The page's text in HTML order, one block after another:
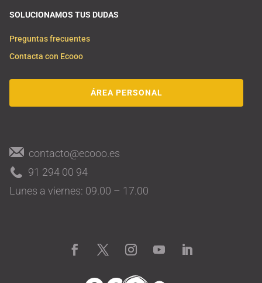
SOLUCIONAMOS TUS DUDAS
Preguntas frecuentes
Contacta con Ecooo
ÁREA PERSONAL
contacto@ecooo.es
91 294 00 94
Lunes a viernes: 09.00 – 17.00